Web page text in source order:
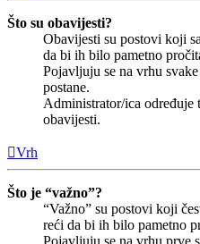
Što su obavijesti?
Obavijesti su postovi koji
da bi ih bilo pametno
Pojavljuju se na vrhu
postane.
Administrator/ica određuje
obavijesti.
Vrh
Što je “važno”?
“Važno” su postovi koji
reći da bi ih bilo pametno
Pojavljuju se na vrhu prve